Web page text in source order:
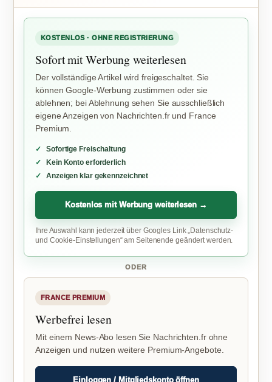
KOSTENLOS · OHNE REGISTRIERUNG
Sofort mit Werbung weiterlesen
Der vollständige Artikel wird freigeschaltet. Sie
können Google-Werbung zustimmen oder sie
ablehnen; bei Ablehnung sehen Sie ausschließlich
eigene Anzeigen von Nachrichten.fr und France
Premium.
Sofortige Freischaltung
Kein Konto erforderlich
Anzeigen klar gekennzeichnet
Kostenlos mit Werbung weiterlesen →
Ihre Auswahl kann jederzeit über Googles Link „Datenschutz-
und Cookie-Einstellungen“ am Seitenende geändert werden.
ODER
FRANCE PREMIUM
Werbefrei lesen
Mit einem News-Abo lesen Sie Nachrichten.fr ohne
Anzeigen und nutzen weitere Premium-Angebote.
Einloggen / Mitgliedskonto öffnen